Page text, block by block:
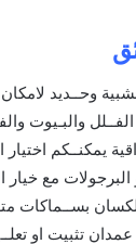
وحــديد
والبـيوت
يمكنــكم اختيار
البرجولات مع خيار
بســماكات
تثبيت او